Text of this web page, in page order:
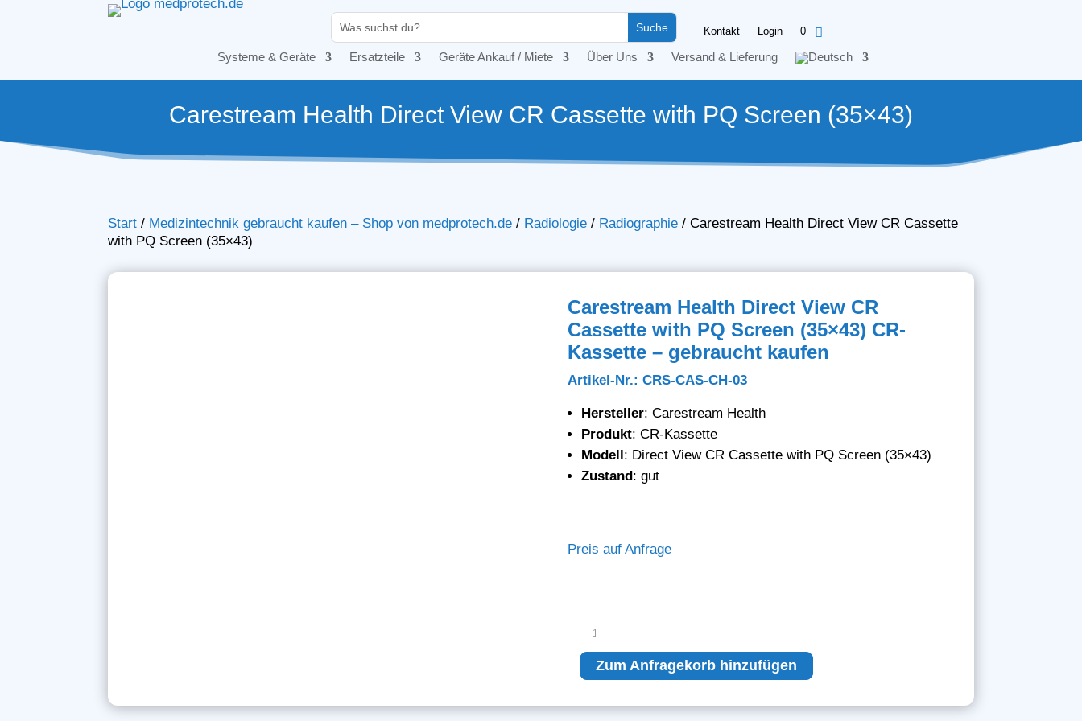
Kontakt Login 0
Systeme & Geräte Ersatzteile Geräte Ankauf / Miete Über Uns Versand & Lieferung
Carestream Health Direct View CR Cassette with PQ Screen (35×43)
Start / Medizintechnik gebraucht kaufen – Shop von medprotech.de / Radiologie / Radiographie /Carestream Health Direct View CR Cassette
with PQ Screen (35×43)
Carestream Health Direct View CR
Cassette with PQ Screen (35×43) CR-
Kassette – gebraucht kaufen
Artikel-Nr.: CRS-CAS-CH-03
Hersteller: Carestream Health
Produkt: CR-Kassette
Modell: Direct View CR Cassette with PQ Screen (35×43)
Zustand: gut
Preis auf Anfrage
Health
Direct
View
Cassette
Zum Anfragekorb hinzufügen